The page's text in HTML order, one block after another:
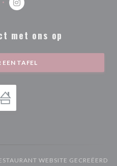
((opent in een nieuw
Instagram ((opent in een
met ons op
EEN TAFEL
WEBSITE GECREËERD